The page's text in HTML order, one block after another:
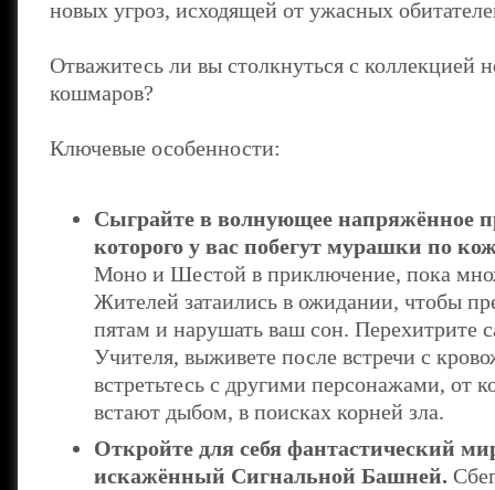
новых угроз, исходящей от ужасных
Отважитесь ли вы столкнуться с коллекцией
кошмаров?
Ключевые особенности:
Сыграйте в волнующее напряжённое
которого у вас побегут мурашки по
Моно и Шестой в приключение, пока
Жителей затаились в ожидании, чтобы
пятам и нарушать ваш сон. Перехитрите
Учителя, выживете после встречи с
встретьтесь с другими персонажами, от
встают дыбом, в поисках корней зла.
Откройте для себя фантастический
искажённый Сигнальной Башней.